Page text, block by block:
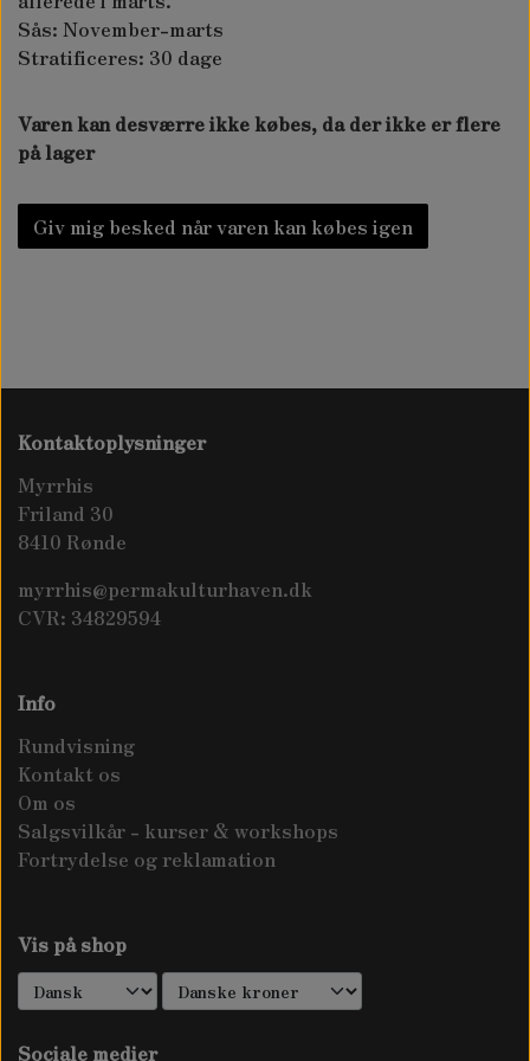
LAMMESKIND
KORTHÅREDE LAMMESKIND
LANGHÅREDE LAMMESKIND
SPINATSYRE - RUMEX PATIENTA
STOLTHENRIKS GÅSEFOD - BLITUM BONUS-
TAKKEKLAP - BUNIAS ORIENTALIS
KONTAKT OS
SALGSVILKÅR - KURSER & WORKSHOPS
SALGS- OG LEVERINGSBETINGELSER
Sås: November-marts
Stratificeres: 30 dage
Varen kan desværre ikke købes, da der ikke er flere
på lager
Giv mig besked når varen kan købes igen
Kontaktoplysninger
Myrrhis
Friland 30
8410 Rønde
myrrhis@permakulturhaven.dk
CVR: 34829594
Info
Rundvisning
Kontakt os
Om os
Salgsvilkår - kurser & workshops
Fortrydelse og reklamation
Vis på shop
Sociale medier